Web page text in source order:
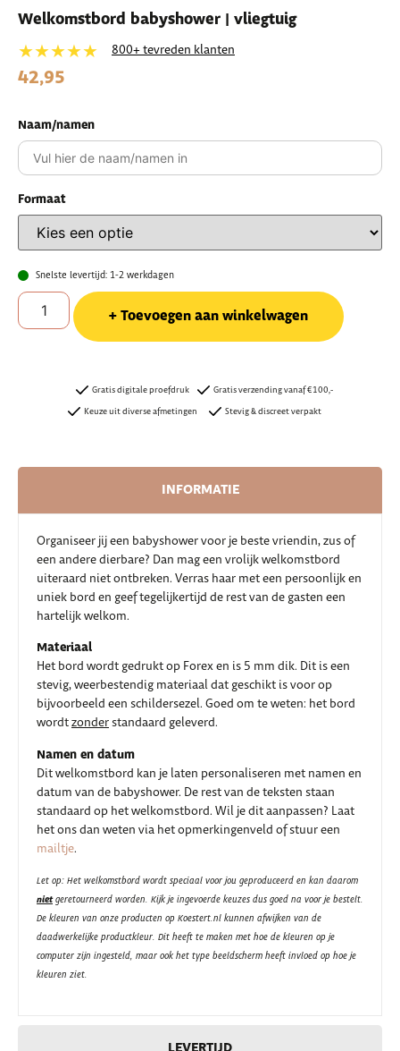
Welkomstbord babyshower | vliegtuig
★★★★★ 800+ tevreden klanten
42,95
Naam/namen
Formaat
Snelste levertijd: 1-2 werkdagen
Toevoegen aan winkelwagen
Gratis digitale proefdruk
Keuze uit diverse afmetingen
Gratis verzending vanaf €100,-
Stevig & discreet verpakt
INFORMATIE
Organiseer jij een babyshower voor je beste vriendin, zus of
een andere dierbare? Dan mag een vrolijk welkomstbord
uiteraard niet ontbreken. Verras haar met een persoonlijk en
uniek bord en geef tegelijkertijd de rest van de gasten een
hartelijk welkom.
Materiaal
Het bord wordt gedrukt op Forex en is 5 mm dik. Dit is een
stevig, weerbestendig materiaal dat geschikt is voor op
bijvoorbeeld een schildersezel. Goed om te weten: het bord
wordtzonderstandaard geleverd.
Namen en datum
Dit welkomstbord kan je laten personaliseren met namen en
datum van de babyshower. De rest van de teksten staan
standaard op het welkomstbord. Wil je dit aanpassen? Laat
het ons dan weten via het opmerkingenveld of stuur een
mailtje.
Let op: Het welkomstbord wordt speciaal voor jou geproduceerd en kan daarom
nietgeretourneerd worden. Kijk je ingevoerde keuzes dus goed na voor je bestelt.
De kleuren van onze producten op Koestert.nl kunnen afwijken van de
daadwerkelijke productkleur. Dit heeft te maken met hoe de kleuren op je
computer zijn ingesteld, maar ook het type beeldscherm heeft invloed op hoe je
kleuren ziet.